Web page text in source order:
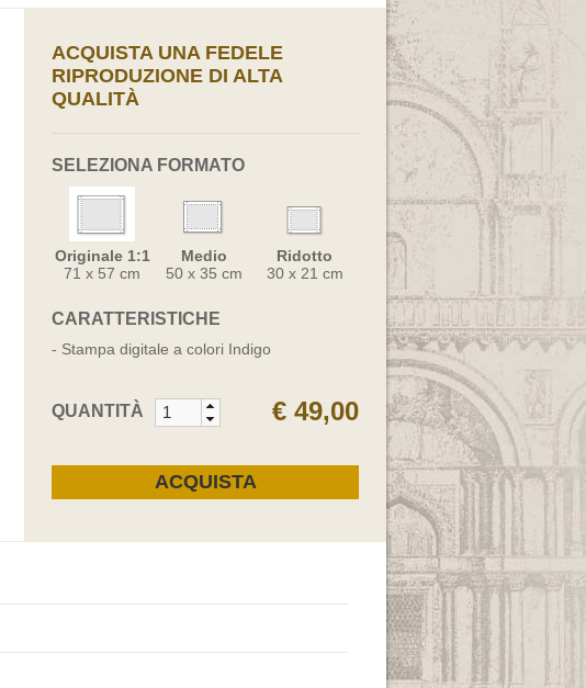
ACQUISTA UNA FEDELE
RIPRODUZIONE DI ALTA
QUALITÀ
SELEZIONA FORMATO
Originale 1:1
71 x 57 cm
Medio
50 x 35 cm
Ridotto
30 x 21 cm
CARATTERISTICHE
- Stampa digitale a colori Indigo
QUANTITÀ € 49,00